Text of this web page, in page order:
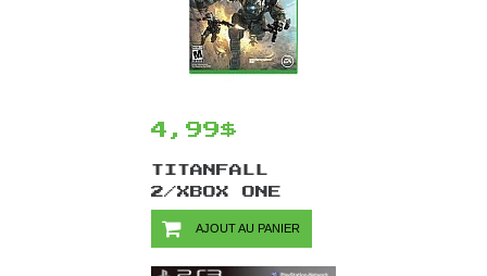
4,99$
TITANFALL
2/XBOX ONE
AJOUT AU PANIER